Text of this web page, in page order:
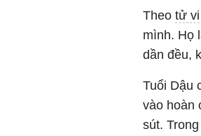
Theo tử vi
mình. Họ
dần đều,
Tuổi Dậu
vào hoàn
sút.